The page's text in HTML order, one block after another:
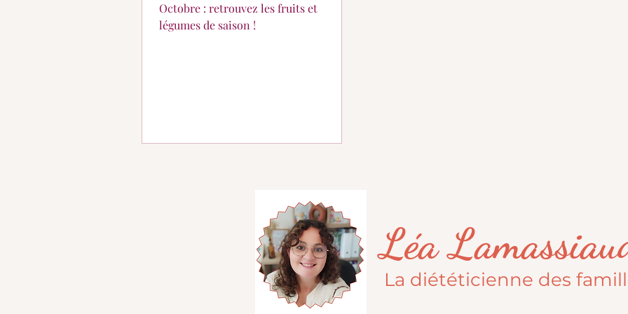
Octobre : retrouvez les fruits et
légumes de saison !
Léa
La diététicienne des